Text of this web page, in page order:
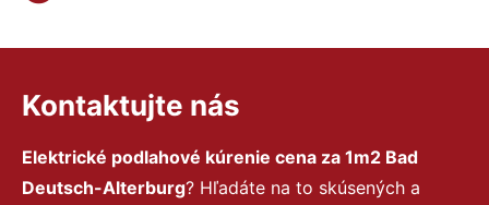
Kontaktujte nás
Elektrické podlahové kúrenie cena za 1m2 Bad
Deutsch-Alterburg? Hľadáte na to skúsených a